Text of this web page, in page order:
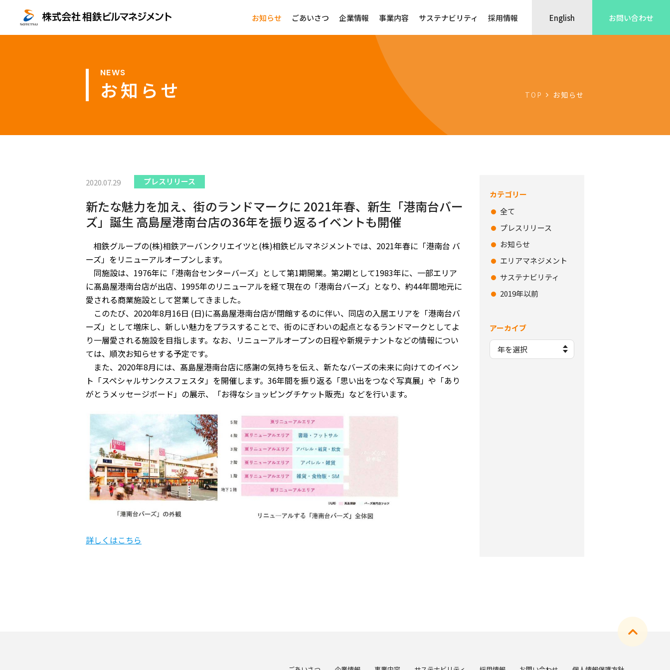
お知らせ ごあいさつ 企業情報 事業内容 サステナビリティ 採用情報 English お問い合わせ
お知らせ TOP お知らせ
2020.07.29 プレスリリース
新たな魅力を加え、街のランドマークに 2021年春、新生「港南台バー
ズ」誕生 高島屋港南台店の36年を振り返るイベントも開催
相鉄グループの(株)相鉄アーバンクリエイツと(株)相鉄ビルマネジメントでは、2021年春に「港南台 バ
ーズ」をリニューアルオープンします。
同施設は、1976年に「港南台センターバーズ」として第1期開業。第2期として1983年に、一部エリア
に髙島屋港南台店が出店、1995年のリニューアルを経て現在の「港南台バーズ」となり、約44年間地元に
愛される商業施設として営業してきました。
このたび、2020年8月16日 (日)に髙島屋港南台店が閉館するのに伴い、同店の入居エリアを「港南台バ
ーズ」として増床し、新しい魅力をプラスすることで、街のにぎわいの起点となるランドマークとしてよ
り一層愛される施設を目指します。なお、リニューアルオープンの日程や新規テナントなどの情報につい
ては、順次お知らせする予定です。
また、2020年8月には、髙島屋港南台店に感謝の気持ちを伝え、新たなバーズの未来に向けてのイベン
ト「スペシャルサンクスフェスタ」を開催します。36年間を振り返る「思い出をつなぐ写真展」や「あり
がとうメッセージボード」の展示、「お得なショッピングチケット販売」などを行います。
詳しくはこちら
カテゴリー
全て
プレスリリース
お知らせ
エリアマネジメント
サステナビリティ
2019年以前
アーカイブ